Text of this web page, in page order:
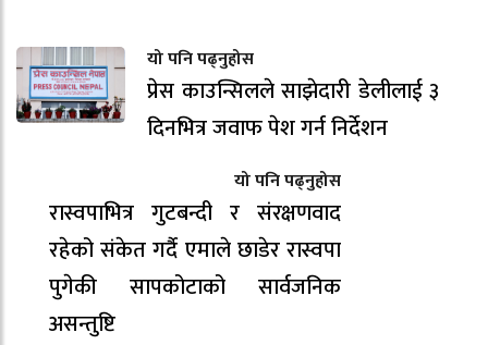
यो पनि पढ्नुहोस
प्रेस काउन्सिलले साझेदारी डेलीलाई ३
दिनभित्र जवाफ पेश गर्न निर्देशन
यो पनि पढ्नुहोस
रास्वपाभित्र गुटबन्दी र संरक्षणवाद
रहेको संकेत गर्दै एमाले छाडेर रास्वपा
पुगेकी सापकोटाको सार्वजनिक
असन्तुष्टि